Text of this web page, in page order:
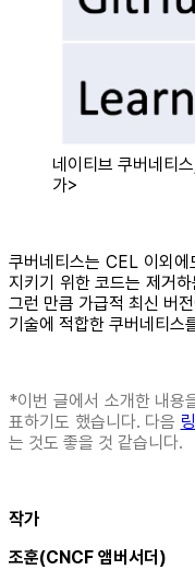
네이티브 쿠버네티
가>
쿠버네티스는 CEL 이외
지키기 위한 코드는 제거
그런 만큼 가급적 최신 버
기술에 적합한 쿠버네티스
*이번 글에서 소개한 내
표하기도 했습니다. 다음
는 것도 좋을 것 같습니다.
작가
조훈(CNCF 앰버서더)